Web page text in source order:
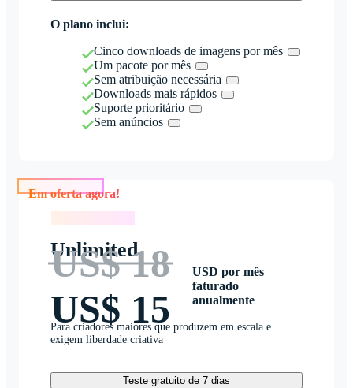
O plano inclui:
Cinco downloads de imagens por mês
Um pacote por mês
Sem atribuição necessária
Downloads mais rápidos
Suporte prioritário
Sem anúncios
Unlimited
US$ 18
US$ 15
USD por mês
faturado
anualmente
Para criadores maiores que produzem em escala e
exigem liberdade criativa
Teste gratuito de 7 dias